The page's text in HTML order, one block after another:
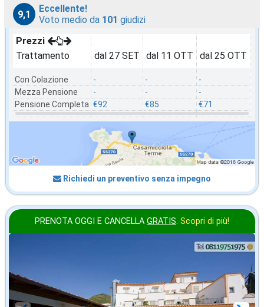
9,1
Eccellente!
Voto medio da 101 giudizi
Prezzi
Trattamento
Con Colazione
Mezza Pensione
Pensione Completa
dal 27 SET
-
-
€92
dal 11 OTT
-
-
€85
dal 25 OTT
-
-
€71
Richiedi un preventivo senza impegno
PRENOTA OGGI E CANCELLA GRATIS. Scopri di più!
in offerta da
€28,43